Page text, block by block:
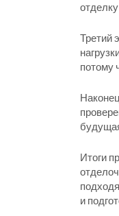
Третий
потому
Итоги
и